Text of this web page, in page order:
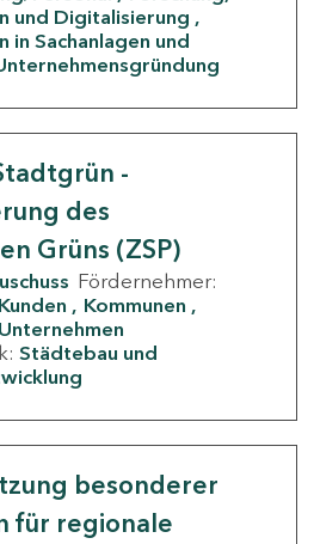
und Digitalisierung
in Sachanlagen und
-
des
Grüns (ZSP)
Fördernehmer:
Kommunen
Städtebau und
besonderer
für regionale